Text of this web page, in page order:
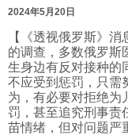
国际
时政
军事
陆军
军事合作
工业
能源
农业
美食
娱乐
漫画
视频
图表
2024年5月20日
【《透视俄罗斯》
的调查，多数俄罗斯
生身边有反对接种的
不应受到惩罚，只需
为，有必要对拒绝为
罚，甚至追究刑事责
苗情绪，但对问题严